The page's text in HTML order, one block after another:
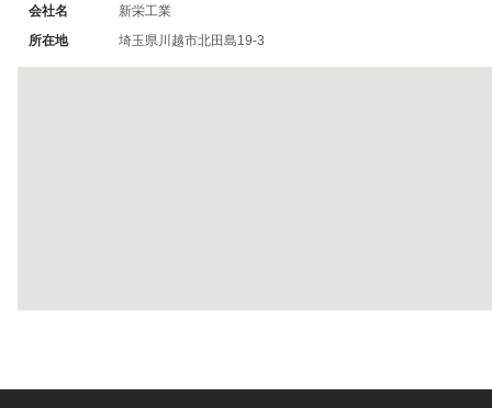
会社名
新栄工業
所在地
埼玉県川越市北田島19-3